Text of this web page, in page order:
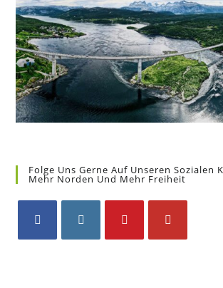
Folge Uns Gerne Auf Unseren Sozialen
Mehr Norden Und Mehr Freiheit